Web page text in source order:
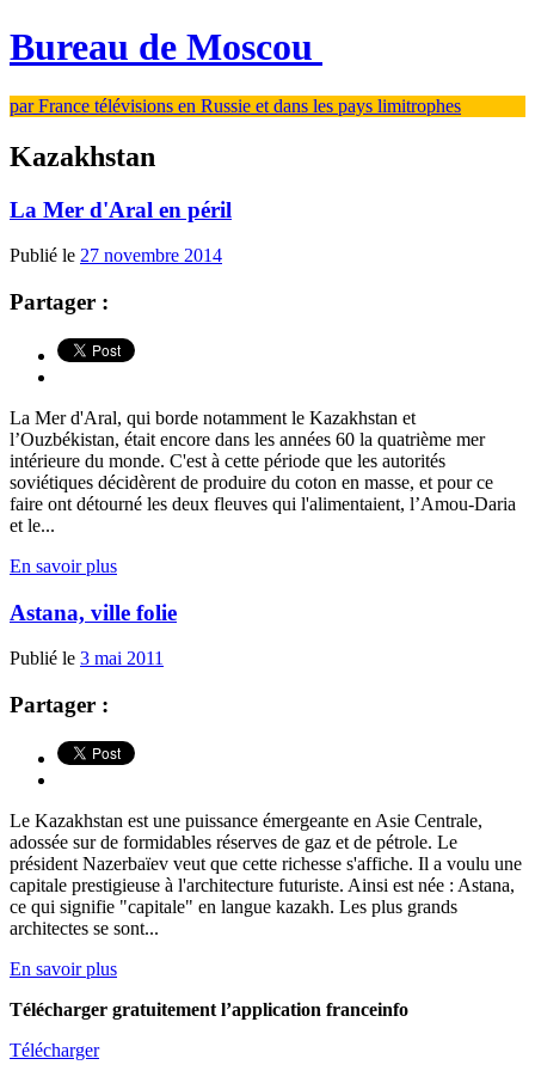
Bureau de Moscou
par France télévisions en Russie et dans les pays limitrophes
Kazakhstan
La Mer d'Aral en péril
Publié le 27 novembre 2014
Partager :
La Mer d'Aral, qui borde notamment le Kazakhstan et
l’Ouzbékistan, était encore dans les années 60 la quatrième mer
intérieure du monde. C'est à cette période que les autorités
soviétiques décidèrent de produire du coton en masse, et pour ce
faire ont détourné les deux fleuves qui l'alimentaient, l’Amou-Daria
et le...
En savoir plus
Astana, ville folie
Publié le 3 mai 2011
Partager :
Le Kazakhstan est une puissance émergeante en Asie Centrale,
adossée sur de formidables réserves de gaz et de pétrole. Le
président Nazerbaïev veut que cette richesse s'affiche. Il a voulu une
capitale prestigieuse à l'architecture futuriste. Ainsi est née : Astana,
ce qui signifie "capitale" en langue kazakh. Les plus grands
architectes se sont...
En savoir plus
Télécharger gratuitement l’application franceinfo
Télécharger